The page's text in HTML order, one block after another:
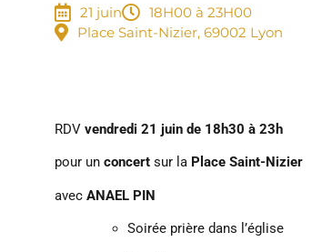
21 juin 18H00 à 23H00
Place Saint-Nizier, 69002 Lyon
RDV vendredi 21 juin de 18h30 à 23h
pour un concert sur la Place Saint-Nizier
avec ANAEL PIN
Soirée prière dans l’église